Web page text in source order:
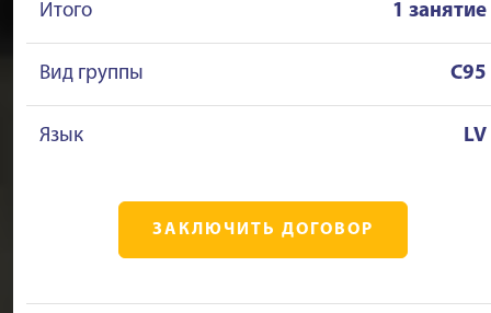
Итого 1 занятие
Вид группы C95
Язык LV
ЗАКЛЮЧИТЬ ДОГОВОР